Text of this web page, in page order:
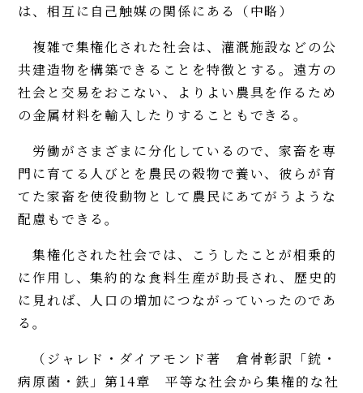
は、相互に自己触媒の関係にある（中略）
複雑で集権化された社会は、灌漑施設などの公
共建造物を構築できることを特徴とする。遠方の
社会と交易をおこない、よりよい農具を作るため
の金属材料を輸入したりすることもできる。
労働がさまざまに分化しているので、家畜を専
門に育てる人びとを農民の穀物で養い、彼らが育
てた家畜を使役動物として農民にあてがうような
配慮もできる。
集権化された社会では、こうしたことが相乗的
に作用し、集約的な食料生産が助長され、歴史的
に見れば、人口の増加につながっていったのであ
る。
（ジャレド・ダイアモンド著 倉骨彰訳「銃・
病原菌・鉄」第14章 平等な社会から集権的な社